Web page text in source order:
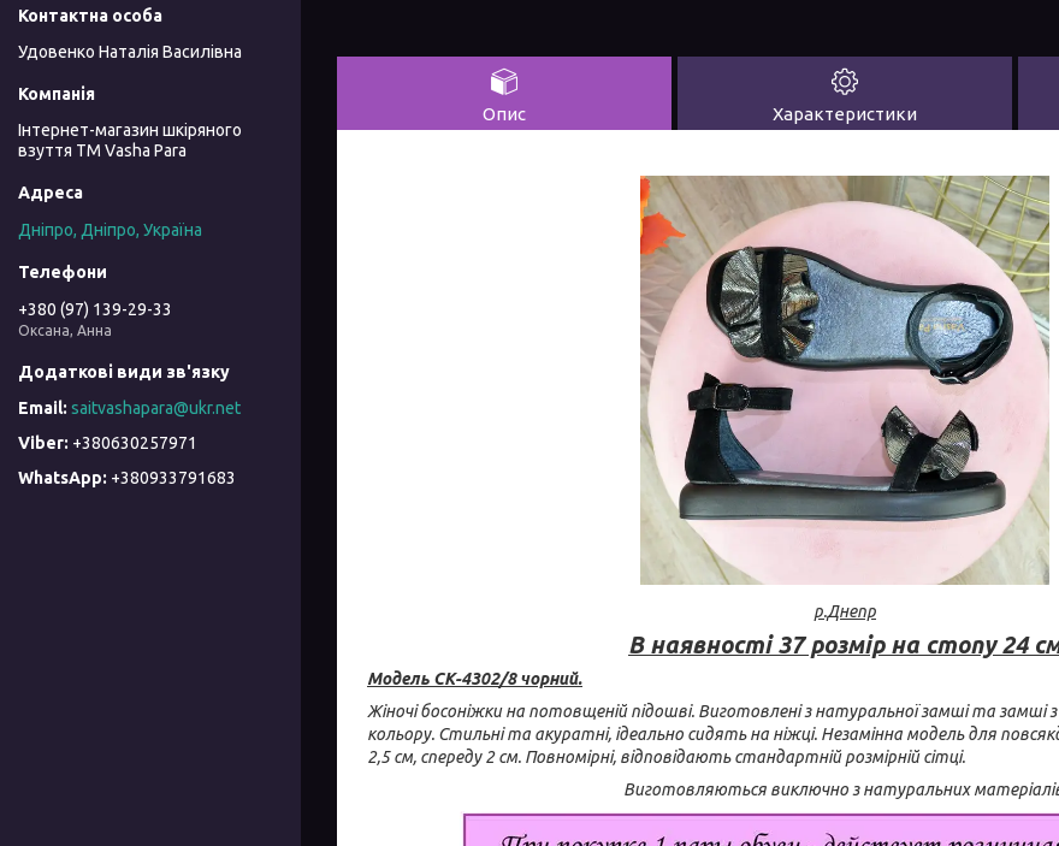
Опис Характеристики
р.Днепр
В наявності 37 розмір на стопу 24
Модель СК-4302/8 чорний.
Жіночі босоніжки на потовщеній підошві. Виготовлені з натуральної замші та замші
кольору. Стильні та акуратні, ідеально сидять на ніжці. Незамінна модель для
2,5 см, спереду 2 см. Повномірні, відповідають стандартній розмірній сітці.
Виготовляються виключно з натуральних
Удовенко Наталія Василівна
Інтернет-магазин шкіряного
взуття ТМ Vasha Para
Дніпро, Дніпро, Україна
+380 (97) 139-29-33
Оксана, Анна
saitvashapara@ukr.net
+380630257971
+380933791683